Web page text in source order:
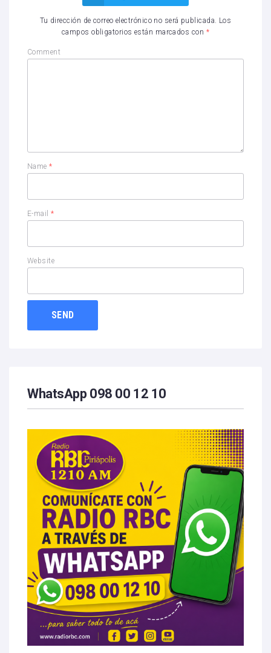
Tu dirección de correo electrónico no será publicada. Los
campos obligatorios están marcados con *
Comment
Name*
E-mail*
Website
WhatsApp 098 00 12 10